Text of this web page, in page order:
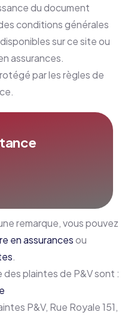
du document
conditions générales
sur ce site ou
assurances.
par les règles de
remarque, vous pouvez
en assurancesou
.
plaintes de P&V sont :
P&V, Rue Royale 151,